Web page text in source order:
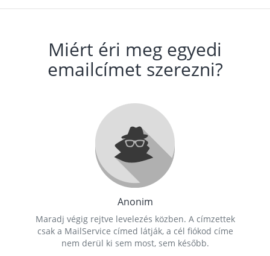
Miért éri meg egyedi
emailcímet szerezni?
Anonim
Maradj végig rejtve levelezés közben. A címzettek
csak a MailService címed látják, a cél fiókod címe
nem derül ki sem most, sem később.